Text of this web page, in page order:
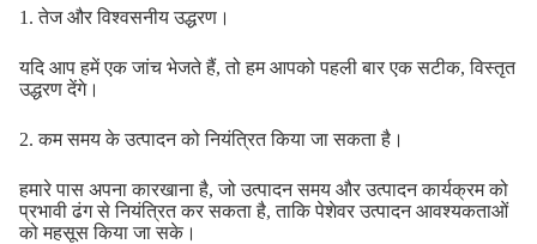
1. तेज और विश्वसनीय उद्धरण।
यदि आप हमें एक जांच भेजते हैं, तो हम आपको पहली बार एक सटीक, विस्तृत
उद्धरण देंगे।
2. कम समय के उत्पादन को नियंत्रित किया जा सकता है।
हमारे पास अपना कारखाना है, जो उत्पादन समय और उत्पादन कार्यक्रम को
प्रभावी ढंग से नियंत्रित कर सकता है, ताकि पेशेवर उत्पादन आवश्यकताओं
को महसूस किया जा सके।